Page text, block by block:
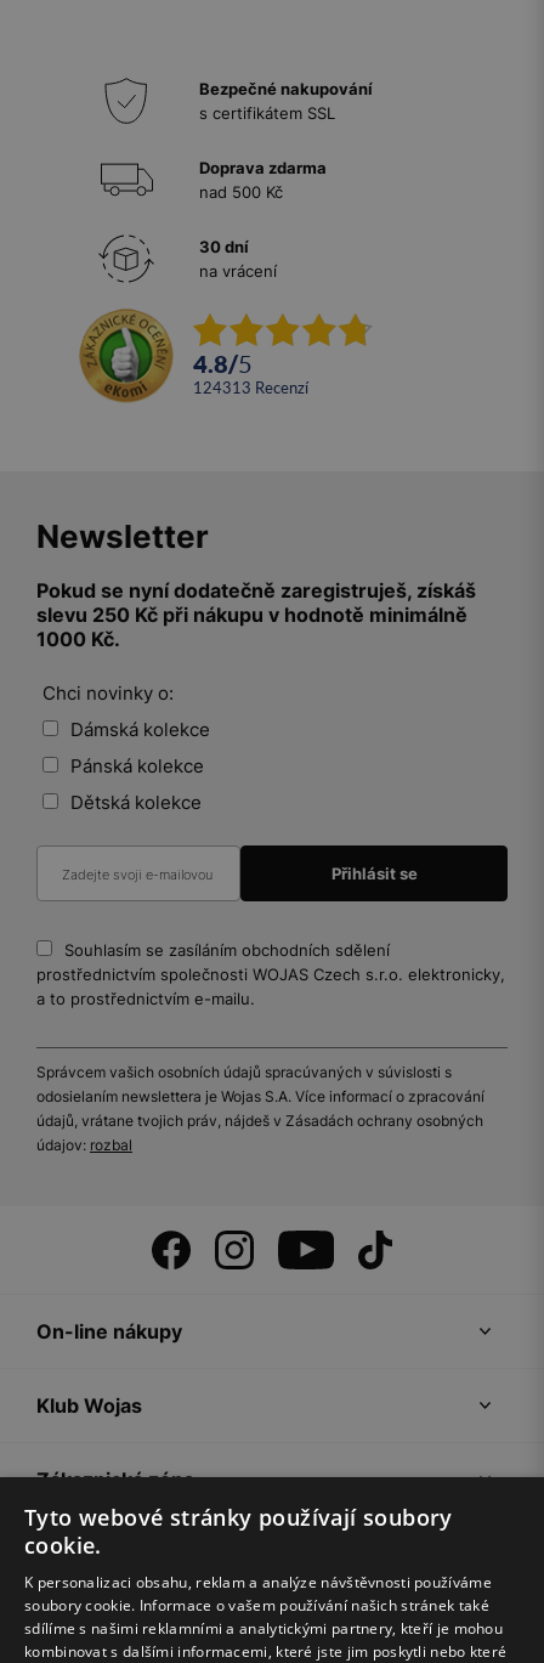
Bezpečné nakupování
s certifikátem SSL
Doprava zdarma
nad 500 Kč
30 dní
na vrácení
4.8/5
124313 recenzí
Newsletter
Pokud se nyní dodatečně zaregistruješ, získáš
slevu 250 Kč při nákupu v hodnotě minimálně
1000 Kč.
Chci novinky o:
Dámská kolekce
Pánská kolekce
Dětská kolekce
Souhlasím se zasíláním obchodních sdělení
prostřednictvím společnosti WOJAS Czech s.r.o. elektronicky,
a to prostřednictvím e-mailu.
Správcem vašich osobních údajů spracúvaných v súvislosti s
odosielaním newslettera je Wojas S.A. Více informací o zpracování
údajů, vrátane tvojich práv, nájdeš v Zásadách ochrany osobných
údajov: rozbal
On-line nákupy
Klub Wojas
Zákaznická zóna
Společnost Wojas
Rady
Tyto webové stránky používají soubory
cookie.
K personalizaci obsahu, reklam a analýze návštěvnosti používáme
soubory cookie. Informace o vašem používání našich stránek také
sdílíme s našimi reklamními a analytickými partnery, kteří je mohou
kombinovat s dalšími informacemi, které jste jim poskytli nebo které